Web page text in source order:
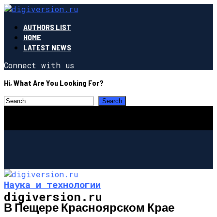
AUTHORS LIST
HOME
LATEST NEWS
Connect with us
Hi, What Are You Looking For?
digiversion.ru
Наука и технологии
В Пещере Красноярском Крае